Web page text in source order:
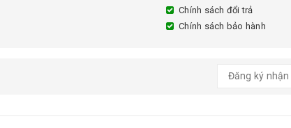
Chính sách đổi trả
Chính sách bảo hành